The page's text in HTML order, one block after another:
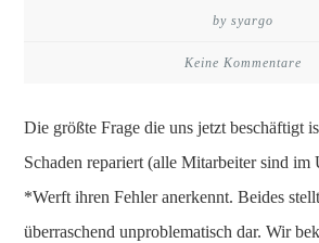
by syargo
Keine Kommentare
Die größte Frage die uns jetzt beschäftigt
Schaden repariert (alle Mitarbeiter sind im
*Werft ihren Fehler anerkennt. Beides
überraschend unproblematisch dar. Wir